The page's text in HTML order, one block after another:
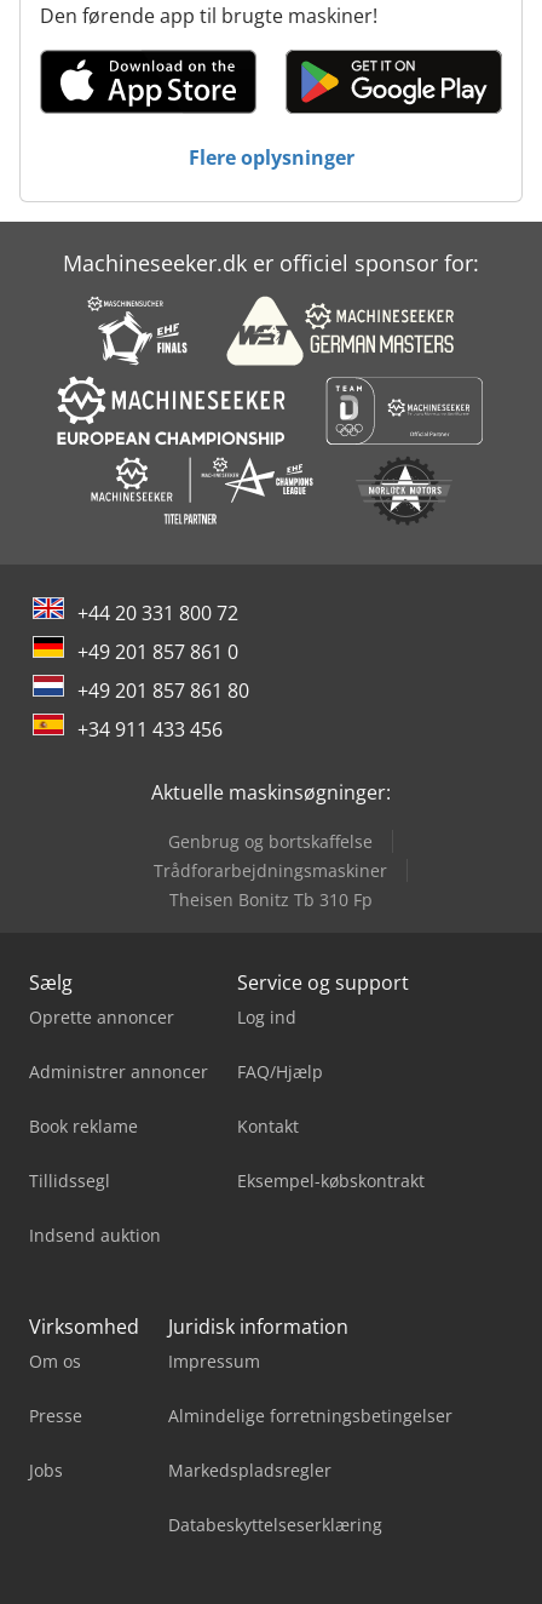
Den førende app til brugte maskiner!
Flere oplysninger
Machineseeker.dk er officiel sponsor for:
+44 20 331 800 72
+49 201 857 861 0
+49 201 857 861 80
+34 911 433 456
Aktuelle maskinsøgninger:
Genbrug og bortskaffelse
Trådforarbejdningsmaskiner
Theisen Bonitz Tb 310 Fp
Sælg
Oprette annoncer
Administrer annoncer
Book reklame
Tillidssegl
Indsend auktion
Service og support
Log ind
FAQ/Hjælp
Kontakt
Eksempel-købskontrakt
Virksomhed
Om os
Presse
Jobs
Juridisk information
Impressum
Almindelige forretningsbetingelser
Markedspladsregler
Databeskyttelseserklæring